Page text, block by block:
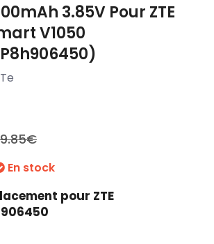
3.85V Pour ZTE
V1050
En stock
pour ZTE